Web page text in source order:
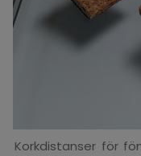
Korkdistanser för